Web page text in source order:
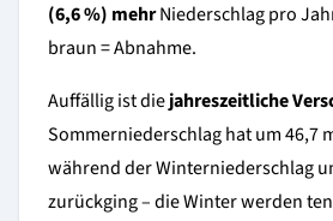
(6,6 %) mehrNiederschlag pro
braun = Abnahme.
Auffällig ist diejahreszeitliche
Sommerniederschlag hat um 46,7
während der Winterniederschlag
zurückging – die Winter werden